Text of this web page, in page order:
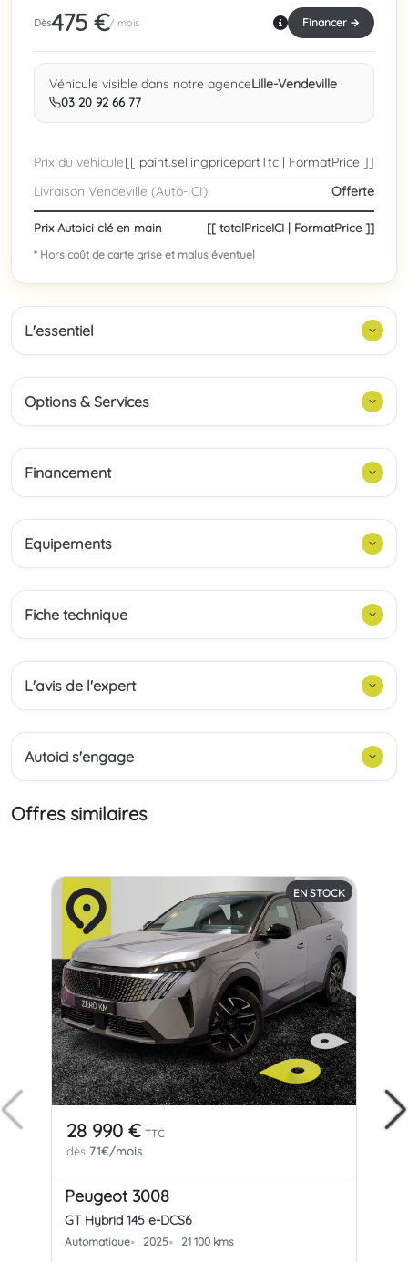
Dès475 €/ mois Financer →
Véhicule visible dans notre agenceLille-Vendeville
03 20 92 66 77
Prix du véhicule[[ paint.sellingpricepartTtc | FormatPrice ]]
Livraison Vendeville (Auto-ICI)
Offerte
Prix Autoici clé en main [[ totalPriceICI | FormatPrice ]]
* Hors coût de carte grise et malus éventuel
L'essentiel
Options & Services
Financement
Equipements
Fiche technique
L'avis de l'expert
Autoici s'engage
Offres similaires
EN STOCK
28 990 € TTC
dès 71€/mois
Peugeot 3008
GT Hybrid 145 e-DCS6
Automatique 2025 21 100 kms